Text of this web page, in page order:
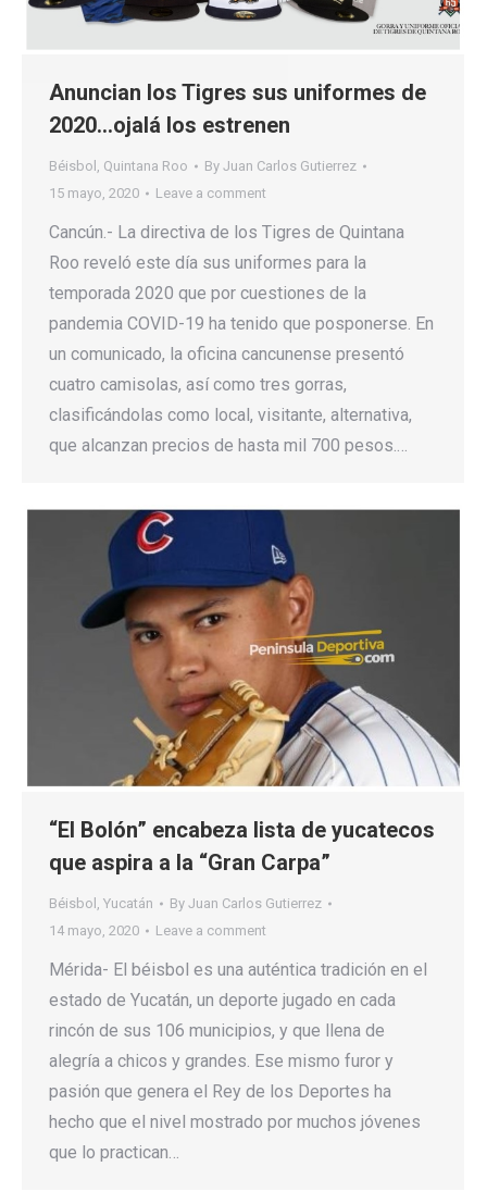
Anuncian los Tigres sus uniformes de
2020…ojalá los estrenen
Béisbol , Quintana Roo By Juan Carlos Gutierrez
15 mayo, 2020
Leave a comment
Cancún.- La directiva de los Tigres de Quintana
Roo reveló este día sus uniformes para la
temporada 2020 que por cuestiones de la
pandemia COVID-19 ha tenido que posponerse. En
un comunicado, la oficina cancunense presentó
cuatro camisolas, así como tres gorras,
clasificándolas como local, visitante, alternativa,
que alcanzan precios de hasta mil 700 pesos.…
“El Bolón” encabeza lista de yucatecos
que aspira a la “Gran Carpa”
Béisbol , Yucatán By Juan Carlos Gutierrez
14 mayo, 2020
Leave a comment
Mérida- El béisbol es una auténtica tradición en el
estado de Yucatán, un deporte jugado en cada
rincón de sus 106 municipios, y que llena de
alegría a chicos y grandes. Ese mismo furor y
pasión que genera el Rey de los Deportes ha
hecho que el nivel mostrado por muchos jóvenes
que lo practican…